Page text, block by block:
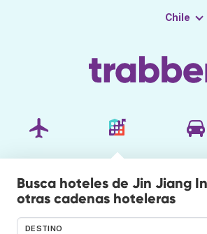
Chile
Busca hoteles de Jin Jiang
otras cadenas hoteleras
DESTINO